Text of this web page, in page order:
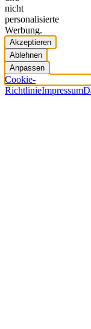
nicht
personalisierte
Werbung.
Akzeptieren
Ablehnen
Anpassen
Cookie-
RichtlinieImpressum